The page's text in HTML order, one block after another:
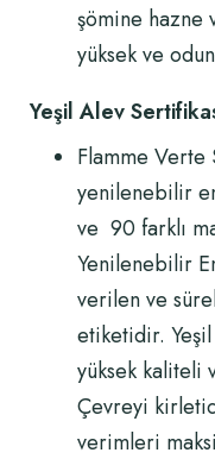
şömine hazne
yüksek ve
Yeşil Alev
Flamme Verte
yenilenebilir
ve 90 farklı
Yenilenebilir
verilen ve
etiketidir.
yüksek kaliteli
Çevreyi
verimleri